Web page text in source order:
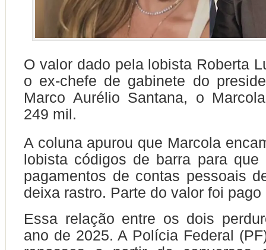
O valor dado pela lobista Roberta
o ex-chefe de gabinete do
Marco Aurélio Santana, o
249 mil.
A coluna apurou que Marcola
lobista códigos de barra para
pagamentos de contas pessoais
deixa rastro. Parte do valor foi
Essa relação entre os dois
ano de 2025. A Polícia Federal